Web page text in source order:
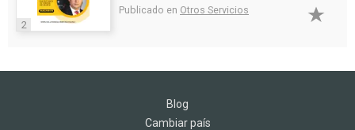
2
Publicado en Otros Servicios
Blog
Cambiar país